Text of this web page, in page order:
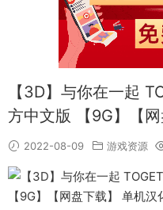
【3D】与你在一起
方中文版 【9G】【网
2022-08-09 游戏资源